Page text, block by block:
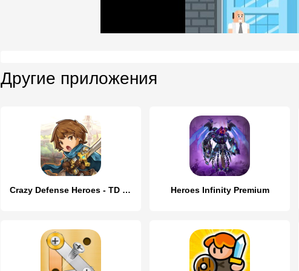
Другие приложения
Crazy Defense Heroes - TD Game Heroes Infinity Premium